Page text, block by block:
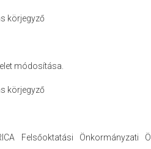
körjegyző
módosítása.
körjegyző
Felsőoktatási Önkormányzati